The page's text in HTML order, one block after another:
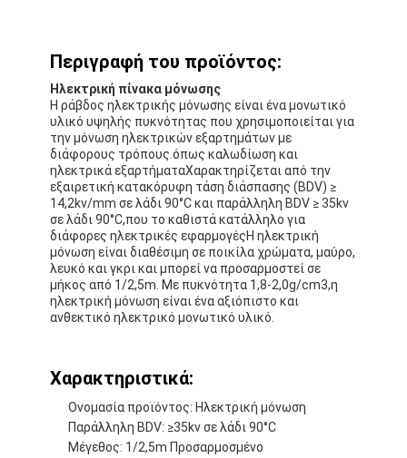
Περιγραφή του προϊόντος:
Ηλεκτρική πίνακα μόνωσης
Η ράβδος ηλεκτρικής μόνωσης είναι ένα μονωτικό
υλικό υψηλής πυκνότητας που χρησιμοποιείται για
την μόνωση ηλεκτρικών εξαρτημάτων με
διάφορους τρόπους.όπως καλωδίωση και
ηλεκτρικά εξαρτήματαΧαρακτηρίζεται από την
εξαιρετική κατακόρυφη τάση διάσπασης (BDV) ≥
14,2kv/mm σε λάδι 90°C και παράλληλη BDV ≥ 35kv
σε λάδι 90°C,που το καθιστά κατάλληλο για
διάφορες ηλεκτρικές εφαρμογέςΗ ηλεκτρική
μόνωση είναι διαθέσιμη σε ποικίλα χρώματα, μαύρο,
λευκό και γκρι και μπορεί να προσαρμοστεί σε
μήκος από 1/2,5m. Με πυκνότητα 1,8-2,0g/cm3,η
ηλεκτρική μόνωση είναι ένα αξιόπιστο και
ανθεκτικό ηλεκτρικό μονωτικό υλικό.
Χαρακτηριστικά:
Ονομασία προϊόντος: Ηλεκτρική μόνωση
Παράλληλη BDV: ≥35kv σε λάδι 90°C
Μέγεθος: 1/2,5m Προσαρμοσμένο